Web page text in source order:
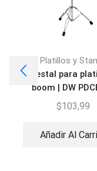
Platillos y
Pedestal para
boom | DW
$103,99
Añadir Al